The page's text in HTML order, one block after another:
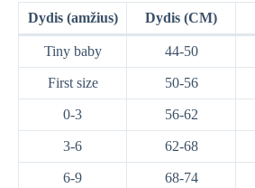
Dydis (amžius) Dydis (CM)
Tiny baby 44-50
First size 50-56
0-3 56-62
3-6 62-68
6-9 68-74